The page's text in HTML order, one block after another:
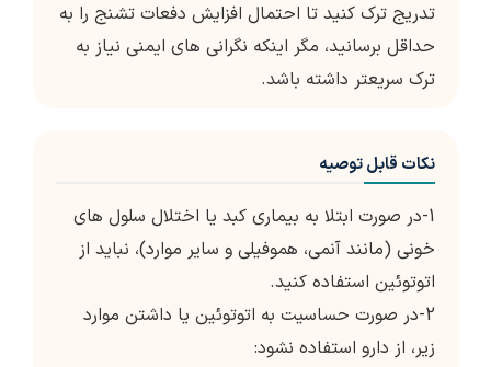
تدریج ترک کنید تا احتمال افزایش دفعات تشنج را به
حداقل برسانید، مگر اینکه نگرانی های ایمنی نیاز به
ترک سریعتر داشته باشد.
نکات قابل توصیه
1-در صورت ابتلا به بیماری کبد یا اختلال سلول های
خونی (مانند آنمی، هموفیلی و سایر موارد)، نباید از
اتوتوئین استفاده کنید.
2-در صورت حساسیت به اتوتوئین یا داشتن موارد
زیر، از دارو استفاده نشود: